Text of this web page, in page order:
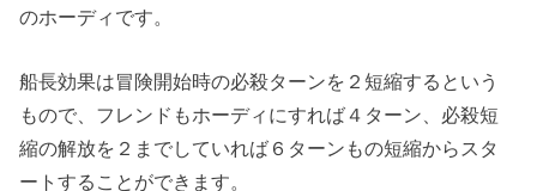
のホーディです。
船長効果は冒険開始時の必殺ターンを２短縮するという
もので、フレンドもホーディにすれば４ターン、必殺短
縮の解放を２までしていれば６ターンもの短縮からスタ
ートすることができます。